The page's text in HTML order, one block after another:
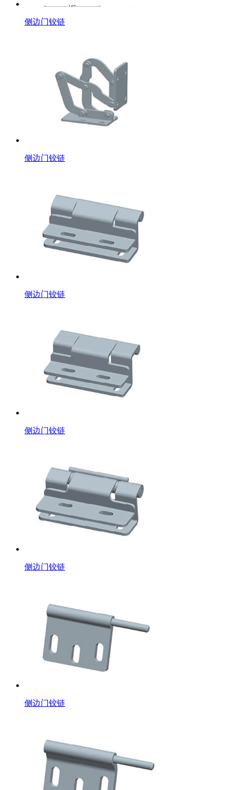
侧边门铰链
侧边门铰链
侧边门铰链
侧边门铰链
侧边门铰链
侧边门铰链